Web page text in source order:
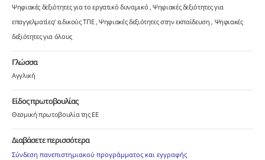
Ψηφιακές δεξιότητες για το εργατικό δυναμικό Ψηφιακές δεξιότητες για
επαγγελματίες/ ειδικούς ΤΠΕ Ψηφιακές δεξιότητες στην εκπαίδευση Ψηφιακές
δεξιότητες για όλους
Γλώσσα
Αγγλική
Είδος πρωτοβουλίας
Θεσμική πρωτοβουλία της ΕΕ
Διαβάσετε περισσότερα
Σύνδεση πανεπιστημιακού προγράμματος και εγγραφής